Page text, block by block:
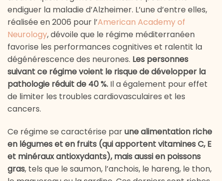
endiguer la maladie d’Alzheimer. L’une d’entre elles,
réalisée en 2006 pour l’American Academy of
Neurology, dévoile que le régime méditerranéen
favorise les performances cognitives et ralentit la
dégénérescence des neurones. Les personnes
suivant ce régime voient le risque de développer la
pathologie réduit de 40 %. Il a également pour effet
de limiter les troubles cardiovasculaires et les
cancers.
Ce régime se caractérise parune alimentation riche
en légumes et en fruits (qui apportent vitamines C, E
et minéraux antioxydants), mais aussi en poissons
gras, tels que le saumon, l’anchois, le hareng, le thon,